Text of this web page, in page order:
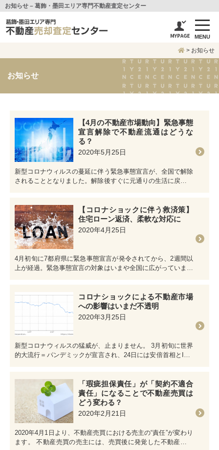
お知らせ – 葛飾・墨田エリア専門不動産査定センター
MENU
> お知らせ
お知らせ
【4月の不動産市場動向】緊急事態
宣言解除で不動産流通はどうな
る？
2020年5月25日
新型コロナウィルスの蔓延に伴う緊急事態宣言が、全国で解除
されることとなりました。解除後すぐに元通りの生活に戻るわ
【コロナショックに伴う救済策】
住宅ローン返済、柔軟な対応に
2020年4月25日
4月初旬に7都府県に緊急事態宣言が発令されてから、2週間以
上が経過。緊急事態宣言の対象はいまや全国に広がっています
コロナショックによる不動産市場
への影響はいまだ不透明
2020年3月25日
新型コロナウィルスの猛威が、止まりません。 3月初旬に世界
的大流行＝パンデミックが宣言され、24日には安倍首相とIOC
「瑕疵担保責任」が「契約不適合
責任」になることで不動産売買は
どう変わる？
2020年2月21日
2020年4月1日より、不動産売買における売主の“責任”が変わり
ます。 不動産売買の売主には、売買後に発覚した不動産の瑕